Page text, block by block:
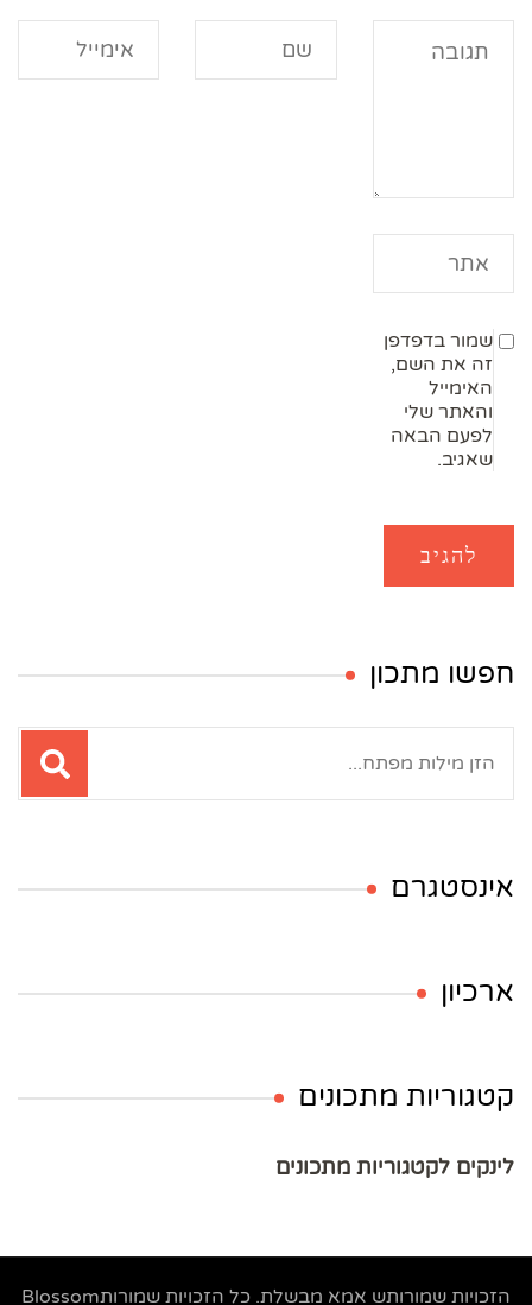
שמור בדפדפן
זה את השם,
האימייל
והאתר שלי
לפעם הבאה
שאגיב.
חפשו מתכון
אינסטגרם
ארכיון
קטגוריות מתכונים
לינקים לקטגוריות מתכונים
הזכויות שמורותש אמא מבשלת. כל הזכויות שמורותBlossom